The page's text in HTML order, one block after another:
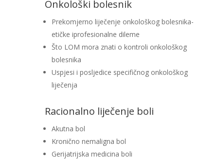
Onkološki bolesnik
Prekomjerno liječenje onkološkog bolesnika-
etičke iprofesionalne dileme
Što LOM mora znati o kontroli onkološkog
bolesnika
Uspjesi i posljedice specifičnog onkološkog
liječenja
Racionalno liječenje boli
Akutna bol
Kronično nemaligna bol
Gerijatrijska medicina boli